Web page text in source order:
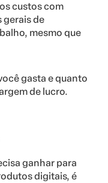
custos com
gerais de
mesmo que
gasta e quanto
de lucro.
ganhar para
digitais, é